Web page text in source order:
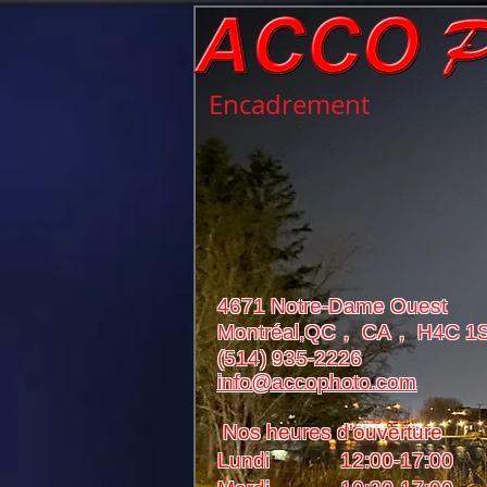
Encadrement
4671 Notre-Dame Ouest
Montréal,QC， CA， H4C
(514) 935-2226
info@accophoto.com
Nos heures d'ouverture
Lundi 12:00-17:00